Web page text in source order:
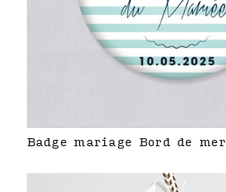
Badge mariage Bord de mer